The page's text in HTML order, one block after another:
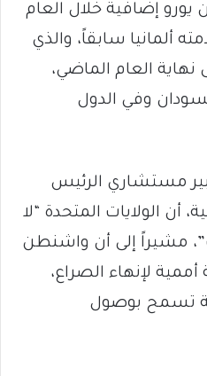
بمقدار 20 مليون يورو إضافية خلال العام
ألمانيا سابقاً، والذي
حتى نهاية العام الماضي،
وفي الدول
مستشاري الرئيس
أن الولايات المتحدة “لا
مشيراً إلى أن واشنطن
لإنهاء الصراع،
تسمح بوصول